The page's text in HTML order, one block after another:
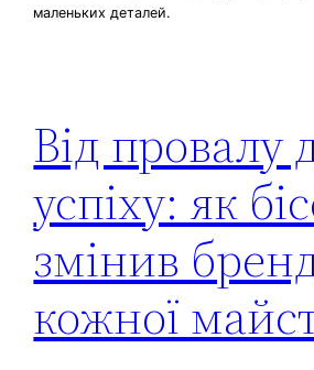
маленьких деталей.
Від провалу
успіху: як
змінив
кожної